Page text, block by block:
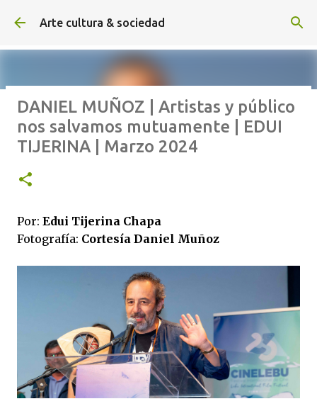
Ir al contenido principal
Arte cultura & sociedad
ALEXA DE HOYOS | El arte de
hacer cine sin excusas | ROBERTO
GARZA | Agosto 2026
DANIEL MUÑOZ | Artistas y público
nos salvamos mutuamente | EDUI
TIJERINA | Marzo 2024
Por: Edui Tijerina Chapa
Fotografía: Cortesía Daniel Muñoz